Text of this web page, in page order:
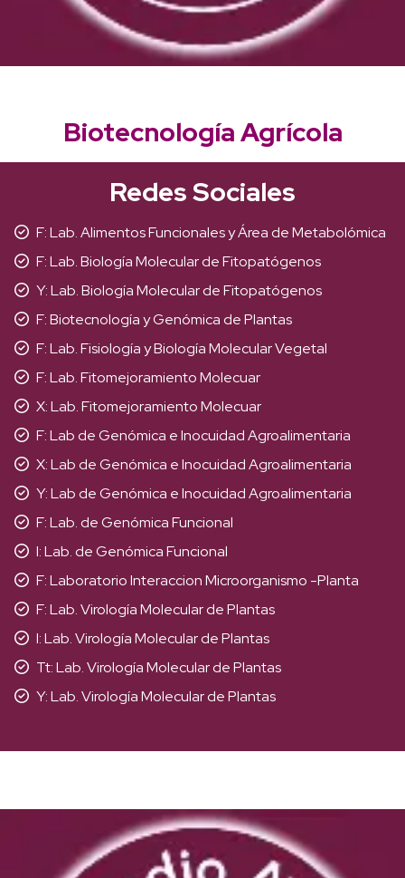
Biotecnología Agrícola
Redes Sociales
F: Lab. Alimentos Funcionales y Área de Metabolómica
F: Lab. Biología Molecular de Fitopatógenos
Y: Lab. Biología Molecular de Fitopatógenos
F: Biotecnología y Genómica de Plantas
F: Lab. Fisiología y Biología Molecular Vegetal
F: Lab. Fitomejoramiento Molecuar
X: Lab. Fitomejoramiento Molecuar
F: Lab de Genómica e Inocuidad Agroalimentaria
X: Lab de Genómica e Inocuidad Agroalimentaria
Y: Lab de Genómica e Inocuidad Agroalimentaria
F: Lab. de Genómica Funcional
I: Lab. de Genómica Funcional
F: Laboratorio Interaccion Microorganismo -Planta
F: Lab. Virología Molecular de Plantas
I: Lab. Virología Molecular de Plantas
Tt: Lab. Virología Molecular de Plantas
Y: Lab. Virología Molecular de Plantas